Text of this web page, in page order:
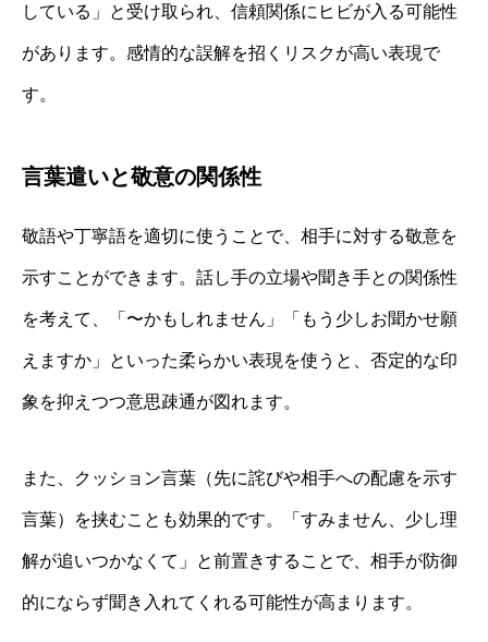
している」と受け取られ、信頼関係にヒビが入る可能性
があります。感情的な誤解を招くリスクが高い表現で
す。
言葉遣いと敬意の関係性
敬語や丁寧語を適切に使うことで、相手に対する敬意を
示すことができます。話し手の立場や聞き手との関係性
を考えて、「〜かもしれません」「もう少しお聞かせ願
えますか」といった柔らかい表現を使うと、否定的な印
象を抑えつつ意思疎通が図れます。
また、クッション言葉（先に詫びや相手への配慮を示す
言葉）を挟むことも効果的です。「すみません、少し理
解が追いつかなくて」と前置きすることで、相手が防御
的にならず聞き入れてくれる可能性が高まります。